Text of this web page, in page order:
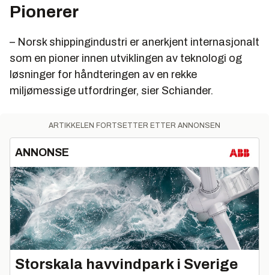
Pionerer
– Norsk shippingindustri er anerkjent internasjonalt
som en pioner innen utviklingen av teknologi og
løsninger for håndteringen av en rekke
miljømessige utfordringer, sier Schiander.
ARTIKKELEN FORTSETTER ETTER ANNONSEN
ANNONSE
Storskala havvindpark i Sverige